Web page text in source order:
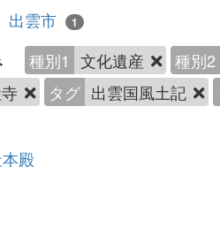
出雲市 1
種別1 文化遺産
種別2
タグ 出雲国風土記
殿